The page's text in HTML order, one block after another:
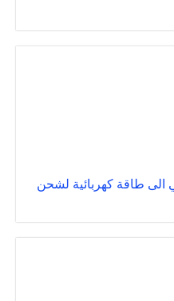
الى طاقة كهربائية لشحن